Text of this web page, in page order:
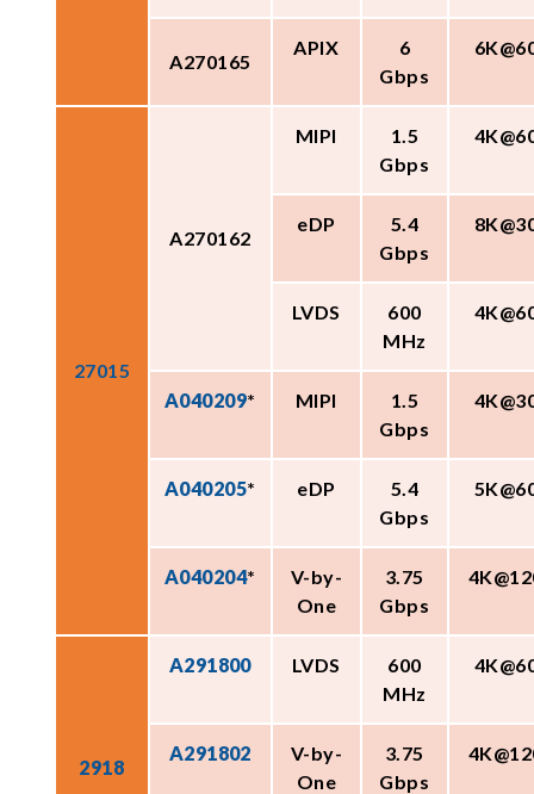
A270165
APIX
6
Gbps
27015
A270162
MIPI
1.5
Gbps
eDP
5.4
Gbps
LVDS
600
MHz
A040209* MIPI
1.5
Gbps
A040205* eDP
5.4
Gbps
A040204*
V-by-
One
3.75
Gbps
2918
A291800 LVDS
600
MHz
A291802
V-by-
One
3.75
Gbps